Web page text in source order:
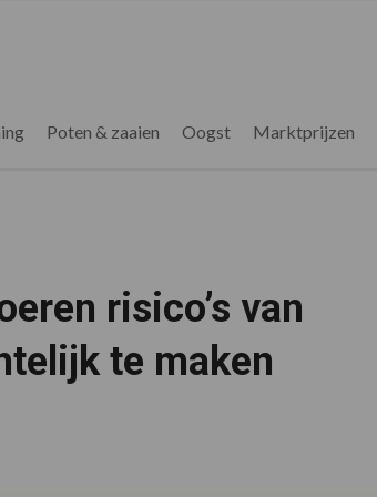
Poten & zaaien Oogst Marktprijzen
risico’s van
te maken